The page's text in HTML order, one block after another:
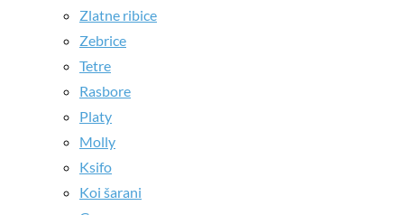
Zlatne ribice
Zebrice
Tetre
Rasbore
Platy
Molly
Ksifo
Koi šarani